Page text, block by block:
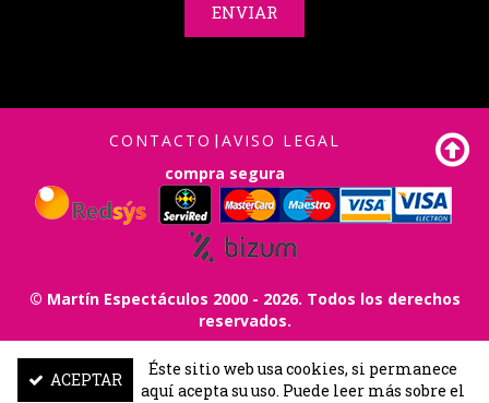
ENVIAR
CONTACTO | AVISO LEGAL
compra segura
© Martín Espectáculos 2000 - 2026. Todos los derechos
reservados.
Diseño.
Programación.Albanta Creativos
ACEPTAR
Éste sitio web usa cookies, si permanece
aquí acepta su uso. Puede leer más sobre el